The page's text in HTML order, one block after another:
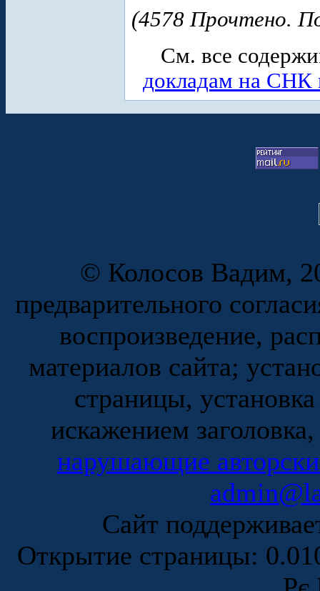
(4578 Прочтено.
См. все
докладам на СНК
© Колосов Вадим,
предварительного
воспроизведение,
материалов сайта;
страницы,
искажением
нарушающие
Сайт
Открытие страницы: